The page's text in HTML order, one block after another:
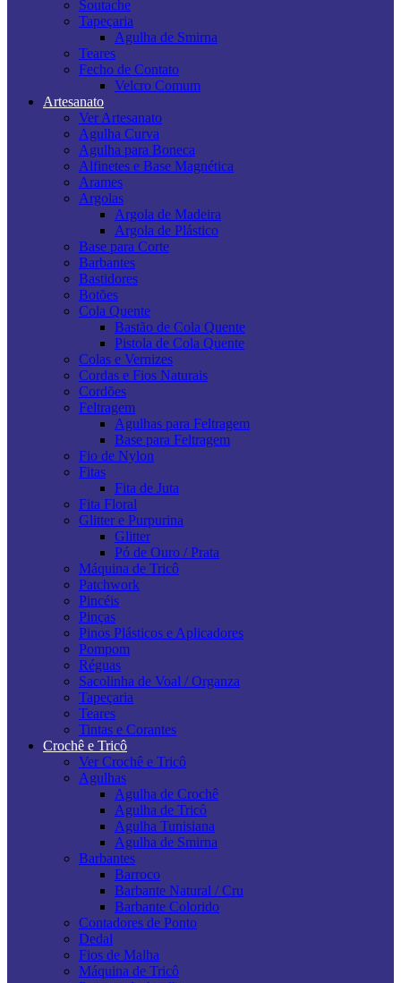
Soutache
Tapeçaria
Agulha de Smirna
Teares
Fecho de Contato
Velcro Comum
Artesanato
Ver Artesanato
Agulha Curva
Agulha para Boneca
Alfinetes e Base Magnética
Arames
Argolas
Argola de Madeira
Argola de Plástico
Base para Corte
Barbantes
Bastidores
Botões
Cola Quente
Bastão de Cola Quente
Pistola de Cola Quente
Colas e Vernizes
Cordas e Fios Naturais
Cordões
Feltragem
Agulhas para Feltragem
Base para Feltragem
Fio de Nylon
Fitas
Fita de Juta
Fita Floral
Glitter e Purpurina
Glitter
Pó de Ouro / Prata
Máquina de Tricô
Patchwork
Pincéis
Pinças
Pinos Plásticos e Aplicadores
Pompom
Réguas
Sacolinha de Voal / Organza
Tapeçaria
Teares
Tintas e Corantes
Crochê e Tricô
Ver Crochê e Tricô
Agulhas
Agulha de Crochê
Agulha de Tricô
Agulha Tunisiana
Agulha de Smirna
Barbantes
Barroco
Barbante Natural / Cru
Barbante Colorido
Contadores de Ponto
Dedal
Fios de Malha
Máquina de Tricô